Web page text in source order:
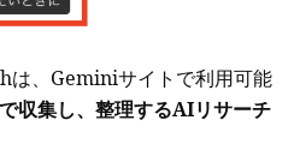
は、Geminiサイトで利用可能
収集し、整理するAIリサーチ